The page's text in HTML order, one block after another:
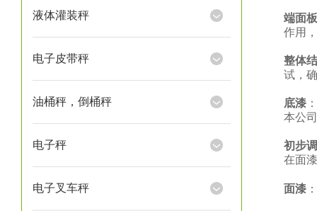
液体灌装秤
电子皮带秤
油桶秤，倒桶秤
电子秤
电子叉车秤
端面
作用
整体
试，
底漆
本公
初步
在面
面漆 ：